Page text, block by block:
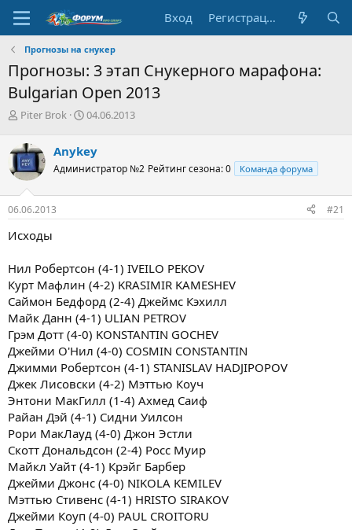
Вход Регистрация
Прогнозы на снукер
Прогнозы: 3 этап Снукерного марафона:
Bulgarian Open 2013
А
т
о
р
т
е
м
Piter Brok
Д
а
н
ч
04.06.2013
Anykey
Администратор №2 Рейтинг сезона: 0 Команда форума
06.06.2013 #21
Исходы
Нил Робертсон (4-1) IVEILO PEKOV
Курт Мафлин (4-2) KRASIMIR KAMESHEV
Саймон Бедфорд (2-4) Джеймс Кэхилл
Майк Данн (4-1) ULIAN PETROV
Грэм Дотт (4-0) KONSTANTIN GOCHEV
Джейми О'Нил (4-0) COSMIN CONSTANTIN
Джимми Робертсон (4-1) STANISLAV HADJIPOPOV
Джек Лисовски (4-2) Мэттью Коуч
Энтони МакГилл (1-4) Ахмед Саиф
Райан Дэй (4-1) Сидни Уилсон
Рори МакЛауд (4-0) Джон Эстли
Скотт Дональдсон (2-4) Росс Муир
Майкл Уайт (4-1) Крэйг Барбер
Джейми Джонс (4-0) NIKOLA KEMILEV
Мэттью Стивенс (4-1) HRISTO SIRAKOV
Джейми Коуп (4-0) PAUL CROITORU